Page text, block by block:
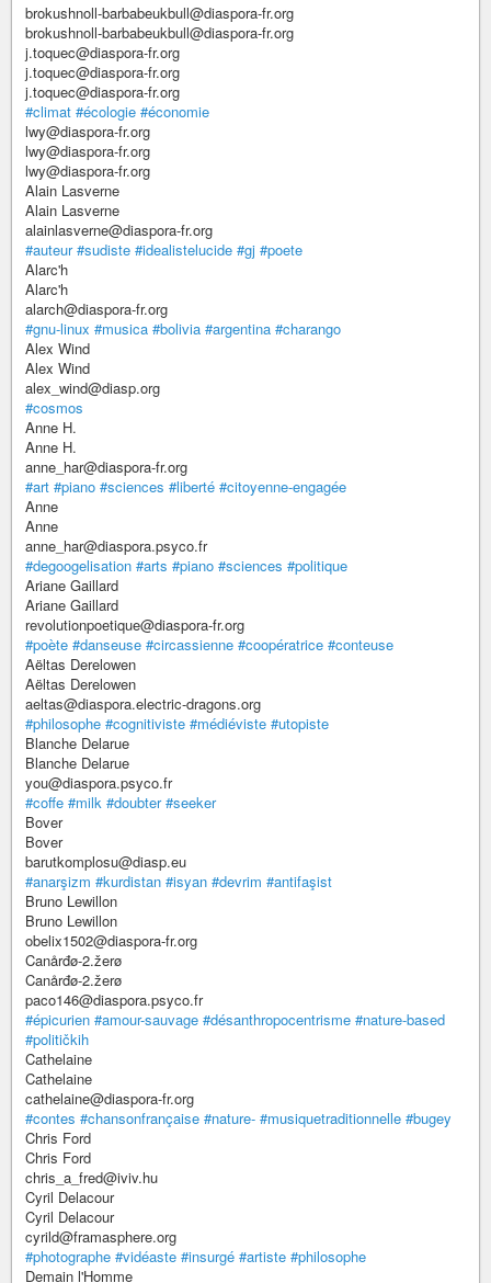
brokushnoll-barbabeukbull@diaspora-fr.org
brokushnoll-barbabeukbull@diaspora-fr.org
j.toquec@diaspora-fr.org
j.toquec@diaspora-fr.org
j.toquec@diaspora-fr.org
#climat #écologie #économie
lwy@diaspora-fr.org
lwy@diaspora-fr.org
lwy@diaspora-fr.org
Alain Lasverne
Alain Lasverne
alainlasverne@diaspora-fr.org
#auteur #sudiste #idealistelucide #gj #poete
Alarc'h
Alarc'h
alarch@diaspora-fr.org
#gnu-linux #musica #bolivia #argentina #charango
Alex Wind
Alex Wind
alex_wind@diasp.org
#cosmos
Anne H.
Anne H.
anne_har@diaspora-fr.org
#art #piano #sciences #liberté #citoyenne-engagée
Anne
Anne
anne_har@diaspora.psyco.fr
#degoogelisation #arts #piano #sciences #politique
Ariane Gaillard
Ariane Gaillard
revolutionpoetique@diaspora-fr.org
#poète #danseuse #circassienne #coopératrice #conteuse
Aëltas Derelowen
Aëltas Derelowen
aeltas@diaspora.electric-dragons.org
#philosophe #cognitiviste #médiéviste #utopiste
Blanche Delarue
Blanche Delarue
you@diaspora.psyco.fr
#coffe #milk #doubter #seeker
Bover
Bover
barutkomplosu@diasp.eu
#anarşizm #kurdistan #isyan #devrim #antifaşist
Bruno Lewillon
Bruno Lewillon
obelix1502@diaspora-fr.org
Canårđø-2.žerø
Canårđø-2.žerø
paco146@diaspora.psyco.fr
#épicurien #amour-sauvage #désanthropocentrisme #nature-based
#političkih
Cathelaine
Cathelaine
cathelaine@diaspora-fr.org
#contes #chansonfrançaise #nature- #musiquetraditionnelle #bugey
Chris Ford
Chris Ford
chris_a_fred@iviv.hu
Cyril Delacour
Cyril Delacour
cyrild@framasphere.org
#photographe #vidéaste #insurgé #artiste #philosophe
Demain l'Homme